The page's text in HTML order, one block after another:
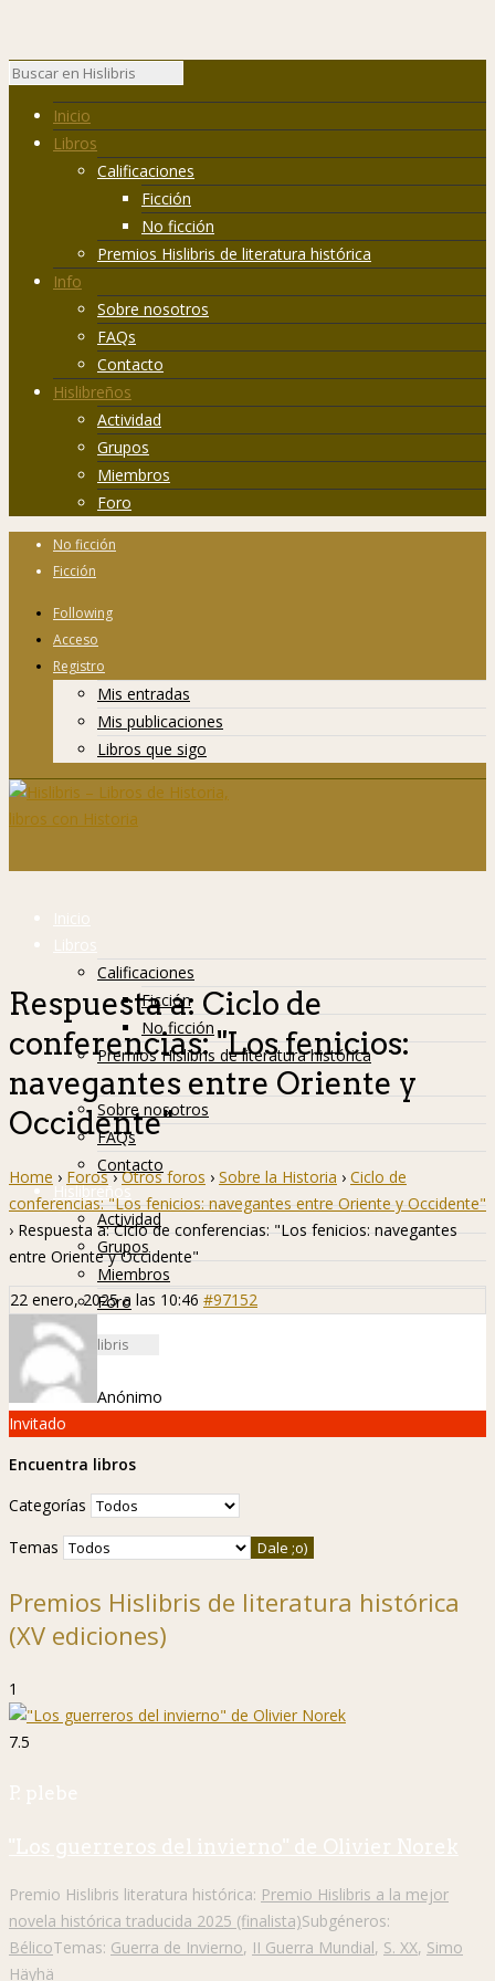
Inicio
Libros
Calificaciones
Ficción
No ficción
Premios Hislibris de literatura histórica
Info
Sobre nosotros
FAQs
Contacto
Hislibreños
Actividad
Grupos
Miembros
Foro
No ficción
Ficción
Following
Acceso
Registro
Mis entradas
Mis publicaciones
Libros que sigo
Inicio
Libros
Calificaciones
Ficción
No ficción
Premios Hislibris de literatura histórica
Info
Sobre nosotros
FAQs
Contacto
Hislibreños
Actividad
Grupos
Miembros
Foro
Respuesta a: Ciclo de
conferencias: "Los fenicios:
navegantes entre Oriente y
Occidente"
Home › Foros › Otros foros › Sobre la Historia › Ciclo de
conferencias: "Los fenicios: navegantes entre Oriente y Occidente"
› Respuesta a: Ciclo de conferencias: "Los fenicios: navegantes
entre Oriente y Occidente"
22 enero, 2025 a las 10:46 #97152
Anónimo
Invitado
Encuentra libros
Categorías
Temas
Premios Hislibris de literatura histórica
(XV ediciones)
1
7.5
P. plebe
"Los guerreros del invierno" de Olivier Norek
Premio Hislibris literatura histórica: Premio Hislibris a la mejor
novela histórica traducida 2025 (finalista)Subgéneros:
BélicoTemas: Guerra de Invierno, II Guerra Mundial, S. XX, Simo
Häyhä